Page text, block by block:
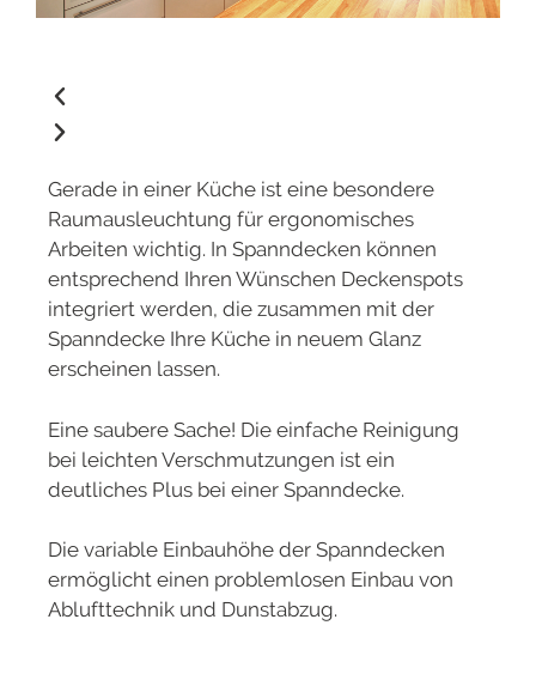
Gerade in einer Küche ist eine besondere
Raumausleuchtung für ergonomisches
Arbeiten wichtig. In Spanndecken können
entsprechend Ihren Wünschen Deckenspots
integriert werden, die zusammen mit der
Spanndecke Ihre Küche in neuem Glanz
erscheinen lassen.
Eine saubere Sache! Die einfache Reinigung
bei leichten Verschmutzungen ist ein
deutliches Plus bei einer Spanndecke.
Die variable Einbauhöhe der Spanndecken
ermöglicht einen problemlosen Einbau von
Ablufttechnik und Dunstabzug.